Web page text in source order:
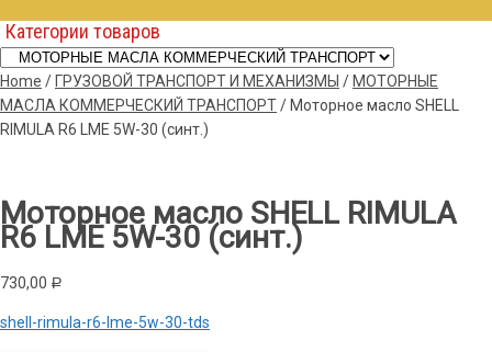
Категории товаров
Home / ГРУЗОВОЙ ТРАНСПОРТ И МЕХАНИЗМЫ / МОТОРНЫЕ
МАСЛА КОММЕРЧЕСКИЙ ТРАНСПОРТ/ Моторное масло SHELL
RIMULA R6 LME 5W-30 (синт.)
Моторное масло SHELL RIMULA
R6 LME 5W-30 (синт.)
730,00 Р
shell-rimula-r6-lme-5w-30-tds